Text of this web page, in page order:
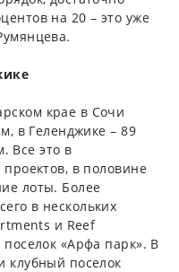
на 20 – это уже
крае в Сочи
в Геленджике – 89
Все это в
проектов, в половине
лоты. Более
в нескольких
и Reef
«Арфа парк». В
клубный поселок